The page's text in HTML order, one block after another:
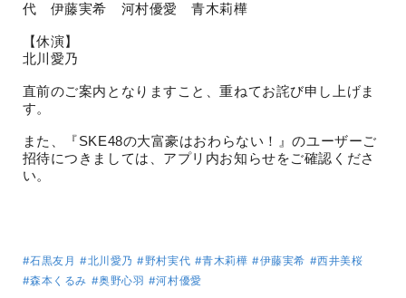
代 伊藤実希 河村優愛 青木莉樺
【休演】
北川愛乃
直前のご案内となりますこと、重ねてお詫び申し上げま
す。
また、『SKE48の大富豪はおわらない！』のユーザーご
招待につきましては、アプリ内お知らせをご確認くださ
い。
#石黒友月 #北川愛乃 #野村実代 #青木莉樺 #伊藤実希 #西井美桜
#森本くるみ #奥野心羽 #河村優愛